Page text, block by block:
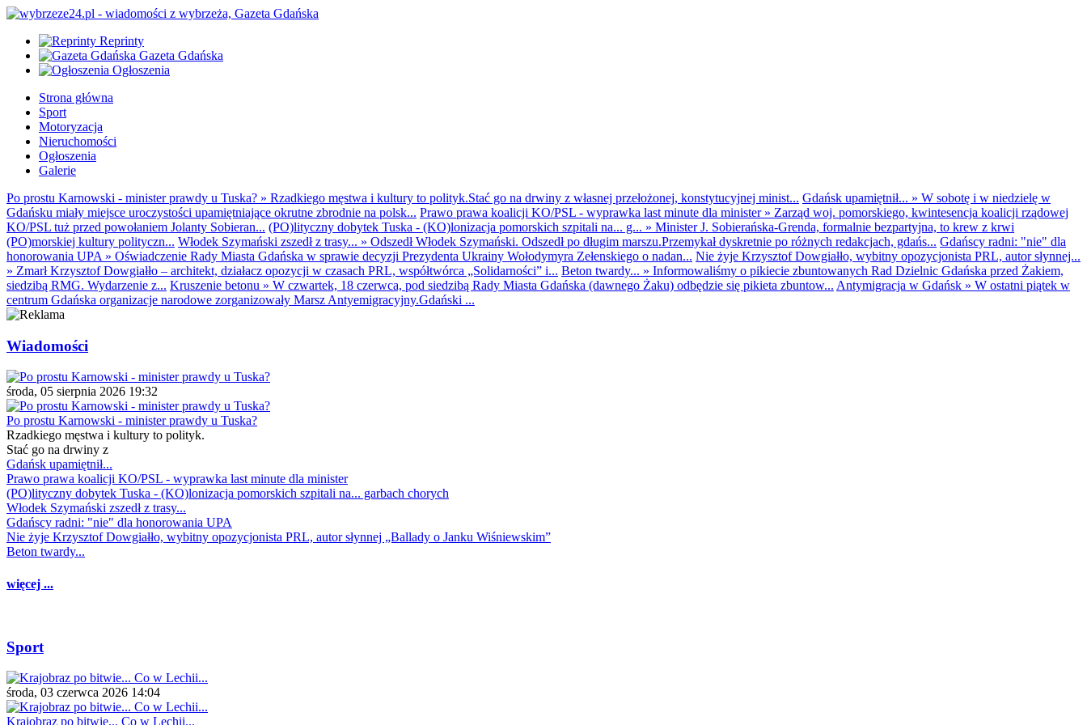
Reprinty
Gazeta Gdańska
Ogłoszenia
Strona główna
Sport
Motoryzacja
Nieruchomości
Ogłoszenia
Galerie
Po prostu Karnowski - minister prawdy u Tuska? » Rzadkiego męstwa i kultury to polityk.Stać go na drwiny z własnej przełożonej, konstytucyjnej minist... Gdańsk upamiętnił... » W sobotę i w niedzielę w
Gdańsku miały miejsce uroczystości upamiętniające okrutne zbrodnie na polsk... Prawo prawa koalicji KO/PSL - wyprawka last minute dla minister» Zarząd woj. pomorskiego, kwintesencja koalicji rządowej
KO/PSL tuż przed powołaniem Jolanty Sobieran... (PO)lityczny dobytek Tuska - (KO)lonizacja pomorskich szpitali na... g... » Minister J. Sobierańska-Grenda, formalnie bezpartyjna, to krew z krwi
(PO)morskiej kultury polityczn... Włodek Szymański zszedł z trasy... » Odszedł Włodek Szymański. Odszedł po długim marszu.Przemykał dyskretnie po różnych redakcjach, gdańs... Gdańscy radni: "nie" dla
honorowania UPA » Oświadczenie Rady Miasta Gdańska w sprawie decyzji Prezydenta Ukrainy Wołodymyra Zełenskiego o nadan... Nie żyje Krzysztof Dowgiałło, wybitny opozycjonista PRL, autor słynnej...
» Zmarł Krzysztof Dowgiałło – architekt, działacz opozycji w czasach PRL, współtwórca „Solidarności” i... Beton twardy... » Informowaliśmy o pikiecie zbuntowanych Rad Dzielnic Gdańska przed Żakiem,
siedzibą RMG. Wydarzenie z... Kruszenie betonu » W czwartek, 18 czerwca, pod siedzibą Rady Miasta Gdańska (dawnego Żaku) odbędzie się pikieta zbuntow... Antymigracja w Gdańsk » W ostatni piątek w
centrum Gdańska organizacje narodowe zorganizowały Marsz Antyemigracyjny.Gdański ...
Wiadomości
środa, 05 sierpnia 2026 19:32
Po prostu Karnowski - minister prawdy u Tuska?
Rzadkiego męstwa i kultury to polityk.
Stać go na drwiny z
Gdańsk upamiętnił...
Prawo prawa koalicji KO/PSL - wyprawka last minute dla minister
(PO)lityczny dobytek Tuska - (KO)lonizacja pomorskich szpitali na... garbach chorych
Włodek Szymański zszedł z trasy...
Gdańscy radni: "nie" dla honorowania UPA
Nie żyje Krzysztof Dowgiałło, wybitny opozycjonista PRL, autor słynnej „Ballady o Janku Wiśniewskim”
Beton twardy...
więcej ...
Sport
środa, 03 czerwca 2026 14:04
Krajobraz po bitwie... Co w Lechii...